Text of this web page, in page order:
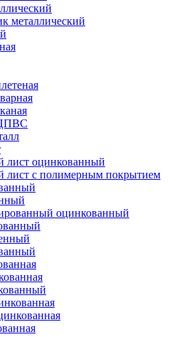
металлический
лист оцинкованный
лист с полимерным покрытием
оцинкованный